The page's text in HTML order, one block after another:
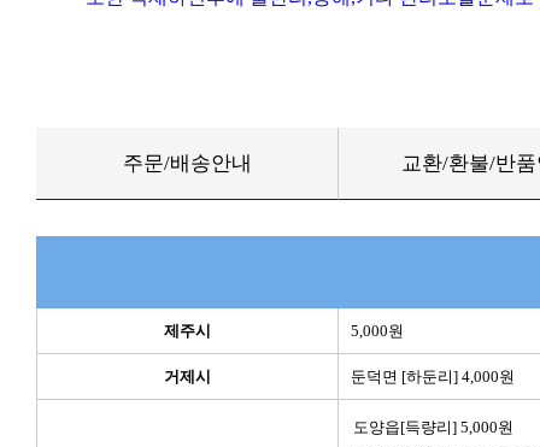
주문/배송안내 교환/환불/반
제주시 5,000원
거제시 둔덕면 [하둔리] 4,000원
도양읍[득량리] 5,000원